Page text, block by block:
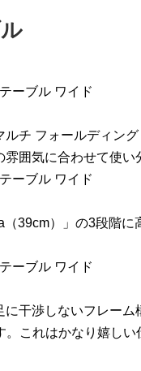
チ フォールディン
囲気に合わせて使い
39cm）」の3段階に
干渉しないフレーム
これはかなり嬉しい